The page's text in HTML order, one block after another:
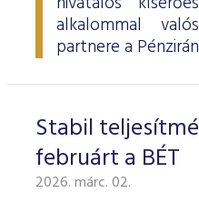
alkalommal
partnere a
Stabil
februárt a BÉT
2026. márc. 02.